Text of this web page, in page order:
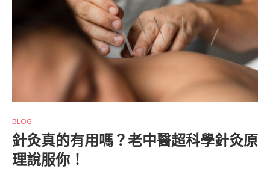
BLOG
針灸真的有用嗎？老中醫超科學針灸原
理說服你！